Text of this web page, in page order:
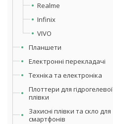
Realme
Infinix
VIVO
Планшети
Електронні перекладачі
Техніка та електроніка
Плоттери для гідрогелевої
плівки
Захисні плівки та скло для
смартфонів